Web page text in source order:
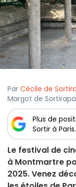
Par Cécile de
Margot de
Plus de
Sortir à Paris.
Le festival de
à Montmartre
2025. Venez